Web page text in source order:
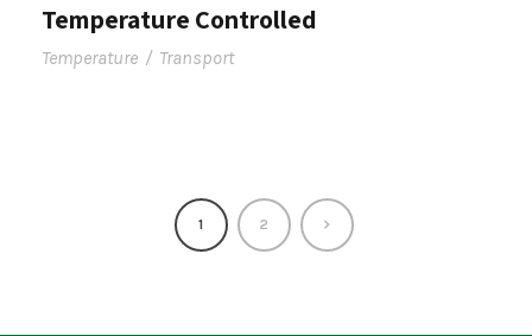
Temperature Controlled
Temperature / Transport
1 2